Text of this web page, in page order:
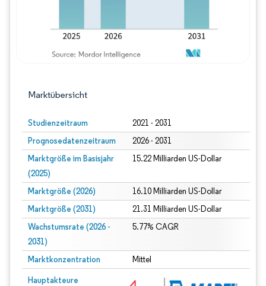
Marktübersicht
Studienzeitraum 2021 - 2031
Prognosedatenzeitraum 2026 - 2031
Marktgröße im Basisjahr
(2025)
15.22 Milliarden US-Dollar
Marktgröße (2026) 16.10 Milliarden US-Dollar
Marktgröße (2031) 21.31 Milliarden US-Dollar
Wachstumsrate (2026 -
2031)
5.77% CAGR
Marktkonzentration Mittel
Hauptakteure
Bild © Mordor Intelligence. Wiederverwendung erfordert Namensnennung